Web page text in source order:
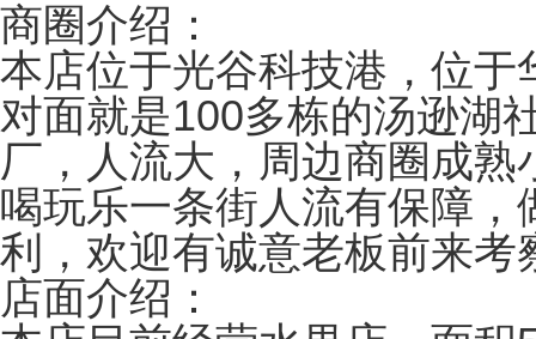
商圈‬介绍：
本店位‬于光谷科技港，‬位
对面就是100多栋的‬汤逊湖
厂，人流大，‬周边商圈成
喝玩乐一条街人流有‬保障
利，欢迎有诚‬意老板前‬来考
店面介绍：